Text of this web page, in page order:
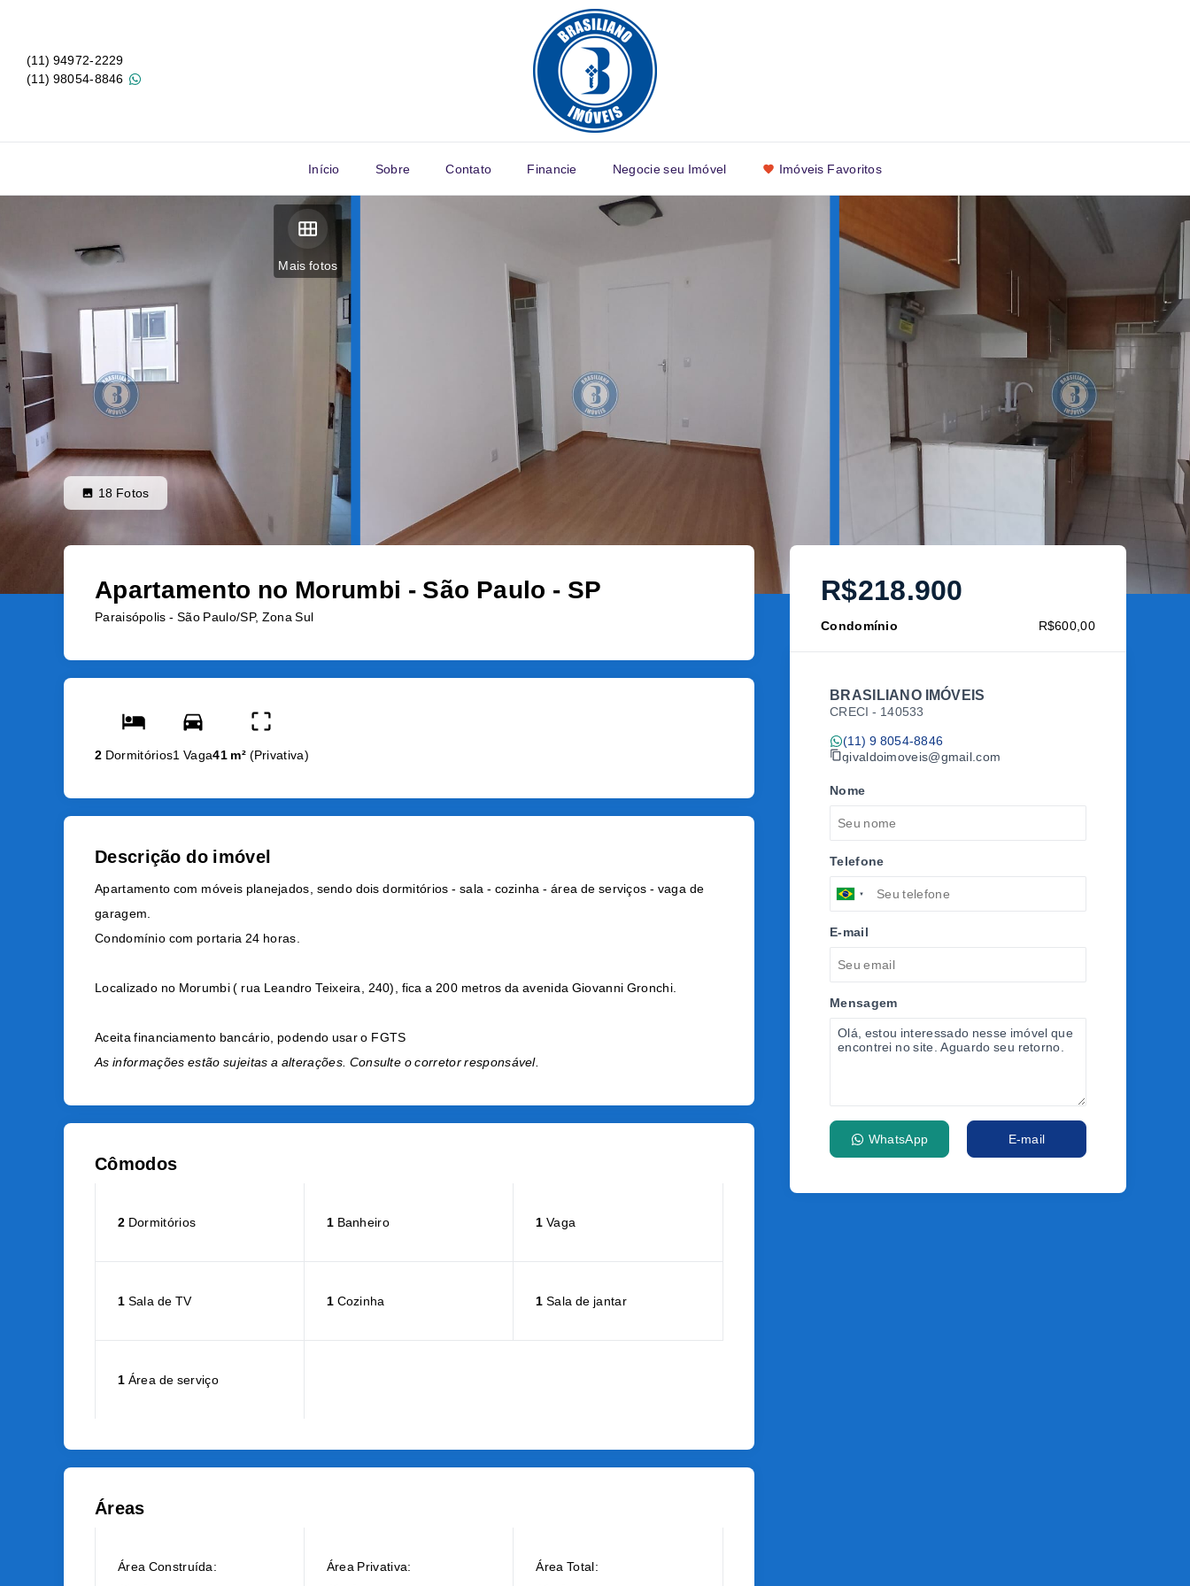
(11) 94972-2229
(11) 98054-8846
Início Sobre Contato Financie Negocie seu Imóvel Imóveis Favoritos
Mais fotos
18 Fotos
Apartamento no Morumbi - São Paulo - SP
Paraisópolis - São Paulo/SP, Zona Sul
2 Dormitórios1 Vaga41 m² (Privativa)
Descrição do imóvel
Apartamento com móveis planejados, sendo dois dormitórios - sala - cozinha - área de serviços - vaga de
garagem.
Condomínio com portaria 24 horas.
Localizado no Morumbi ( rua Leandro Teixeira, 240), fica a 200 metros da avenida Giovanni Gronchi.
Aceita financiamento bancário, podendo usar o FGTS
As informações estão sujeitas a alterações. Consulte o corretor responsável.
Cômodos
2 Dormitórios 1Banheiro 1 Vaga
1 Sala de TV 1Cozinha 1 Sala de jantar
1 Área de serviço
Áreas
Área Construída:
Área Privativa:
Área Total:
R$218.900
Condomínio R$600,00
BRASILIANO IMÓVEIS
CRECI - 140533
(11) 9 8054-8846
givaldoimoveis@gmail.com
Nome
Telefone
E-mail
Mensagem
WhatsApp E-mail